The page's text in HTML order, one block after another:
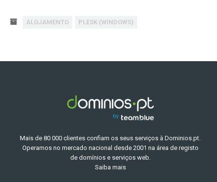
ALOJAMENTO PLESK (WINDOWS)
Mais de 80 000 clientes confiam os seus serviços à Dominios.pt.
Operamos no mercado nacional desde 2001 na área de registo
de domínios e serviços web.
Saiba mais